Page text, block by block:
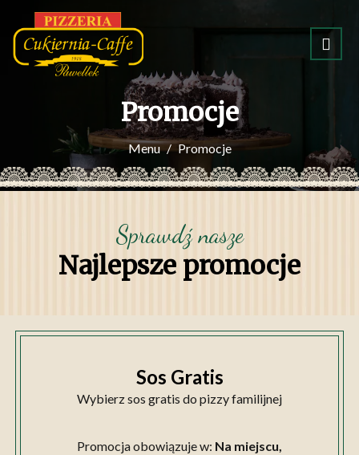
Promocje
Menu Promocje
Sprawdź nasze
Najlepsze promocje
Sos Gratis
Wybierz sos gratis do pizzy familijnej
Promocja obowiązuje w: Na miejscu,